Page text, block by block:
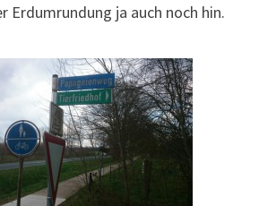
Erdumrundung ja auch noch hin.